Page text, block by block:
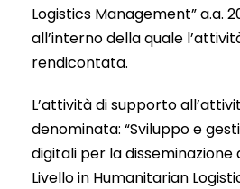
Logistics Management” a.a.
all’interno della quale
rendicontata.
L’attività di supporto
denominata: “Sviluppo e
digitali per la disseminazione
Livello in Humanitarian